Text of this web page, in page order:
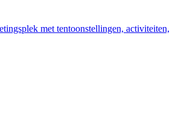
met tentoonstellingen, activiteiten,